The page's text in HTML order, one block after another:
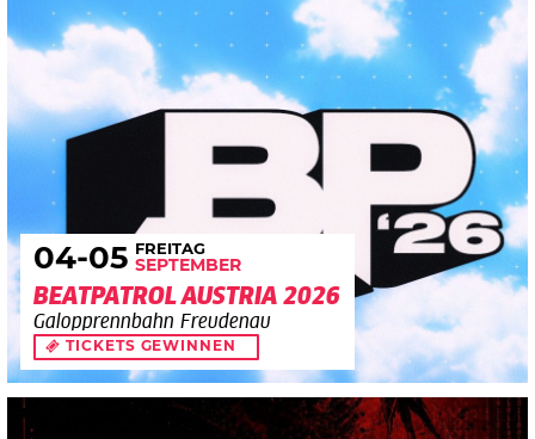
04-05 FREITAG
SEPTEMBER
BEATPATROL AUSTRIA 2026
Galopprennbahn Freudenau
TICKETS GEWINNEN